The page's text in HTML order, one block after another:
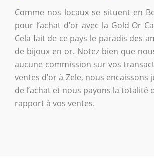
Comme nos locaux se situent en
pour l’achat d’or avec la Gold Or
Cela fait de ce pays le paradis des
de bijoux en or. Notez bien que
aucune commission sur vos
ventes d’or à Zele, nous encaissons
de l’achat et nous payons la totalité
rapport à vos ventes.